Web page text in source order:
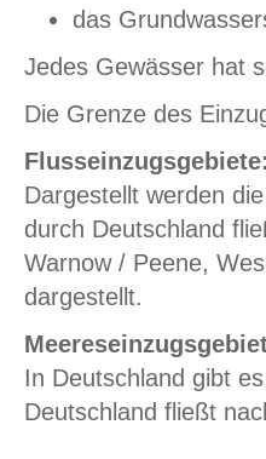
das
Jedes Gewässer hat
Die Grenze des
Dargestellt werden
durch Deutschland
Warnow / Peene,
dargestellt.
In Deutschland gibt
Deutschland fließt